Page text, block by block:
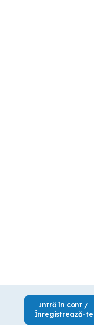
Intră în cont /
Înregistrează-te